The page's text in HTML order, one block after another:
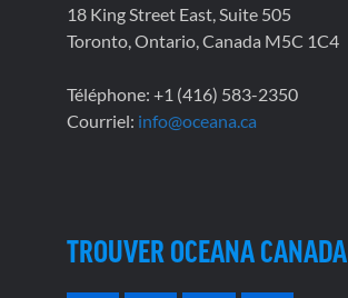
18 King Street East, Suite 505
Toronto, Ontario, Canada M5C 1C4
Téléphone: +1 (416) 583-2350
Courriel: info@oceana.ca
TROUVER OCEANA CANADA